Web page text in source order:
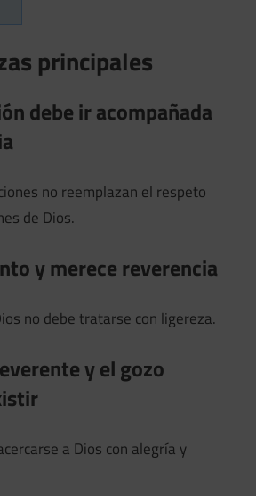
principales
debe ir acompañada
no reemplazan el respeto
de Dios.
y merece reverencia
no debe tratarse con ligereza.
y el gozo
a Dios con alegría y